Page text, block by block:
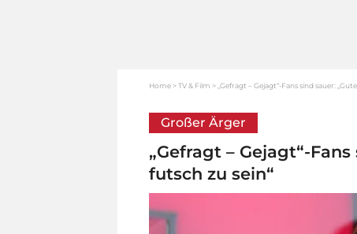
Home TV & Film „Gefragt – Gejagt“-Fans sind sauer:
Großer Ärger
„Gefragt – Gejagt“-
futsch zu sein“